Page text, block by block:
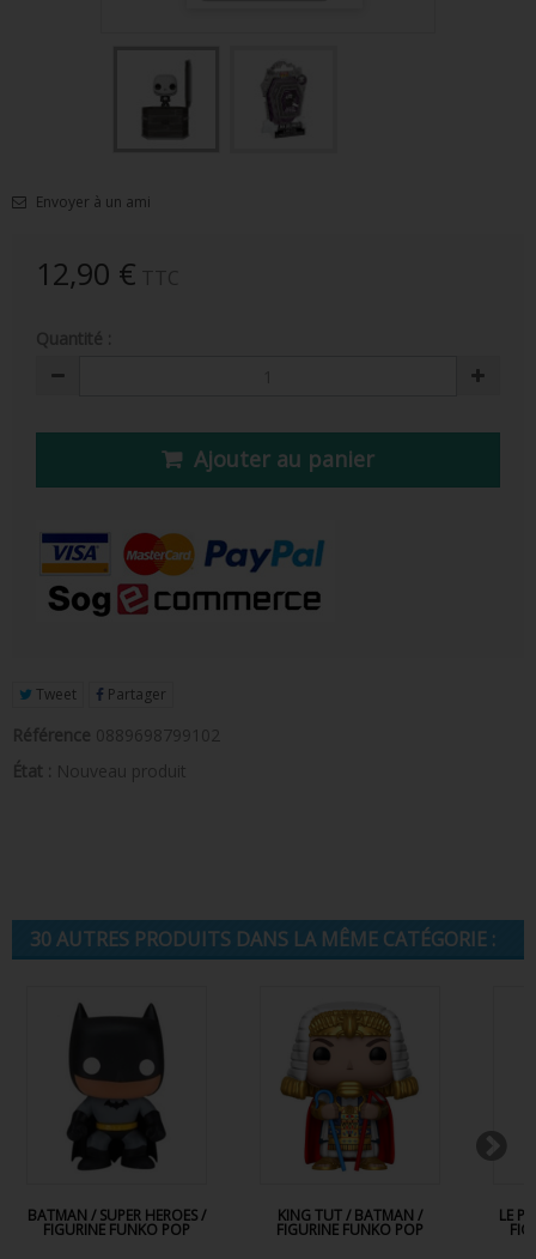
FIGURINES POP SEIGNEUR DES ANNEAUX
FIGURINES POP DC COMICS
FIGURINE POP AD ICONS
FUNKO VINYL SODA
FUNKO POP PIN
PELUCHE
Envoyer à un ami
12,90 €
Ajouter au panier
Tweet Partager
Référence 0889698799102
État : Nouveau produit
30 AUTRES PRODUITS DANS LA MÊME CATÉGORIE :
BATMAN / SUPER HEROES /
FIGURINE FUNKO POP
KING TUT / BATMAN /
FIGURINE FUNKO POP
LE